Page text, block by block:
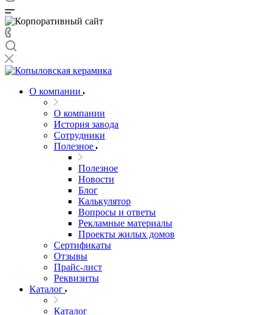
О компании
О компании
История завода
Сотрудники
Полезное
Полезное
Новости
Блог
Калькулятор
Вопросы и ответы
Рекламные материалы
Проекты жилых домов
Сертификаты
Отзывы
Прайс-лист
Реквизиты
Каталог
Каталог